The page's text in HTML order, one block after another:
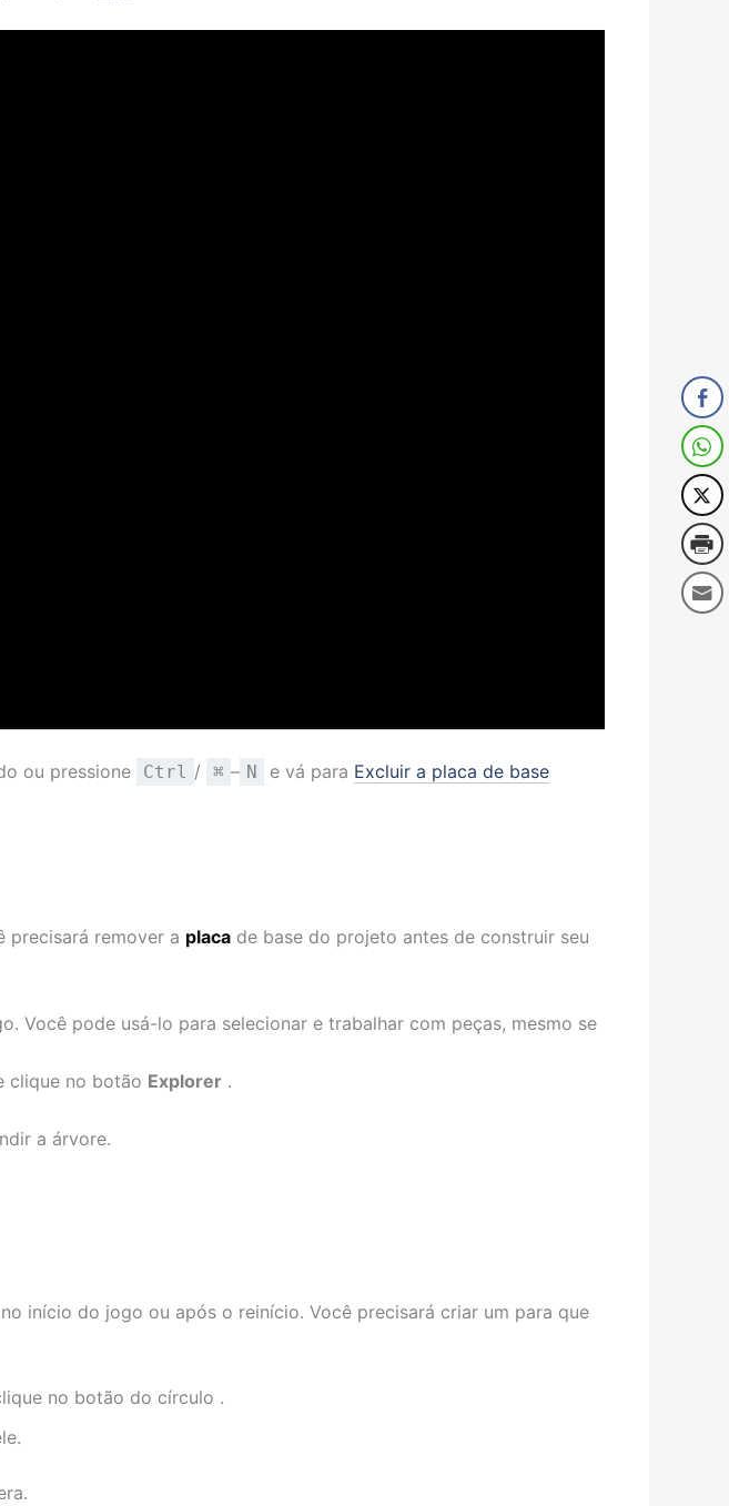
ou pressione Ctrl / ⌘ – N e vá para Excluir a placa de base
precisará remover a placa de base do projeto antes de construir seu
Você pode usá-lo para selecionar e trabalhar com peças, mesmo se
clique no botão Explorer .
a árvore.
início do jogo ou após o reinício. Você precisará criar um para que
no botão do círculo .